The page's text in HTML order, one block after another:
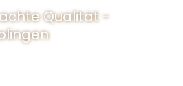
Qualität -